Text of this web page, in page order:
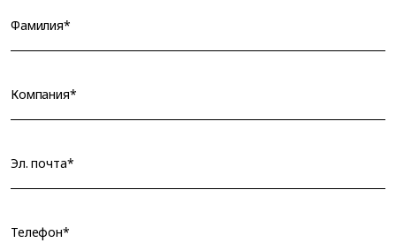
Фамилия*
Компания*
Эл. почта*
Телефон*